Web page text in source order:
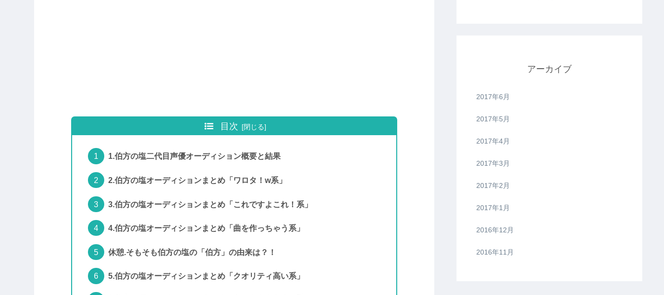
目次
1.伯方の塩二代目声優オーディション概要と結果
2.伯方の塩オーディションまとめ「ワロタ！w系」
3.伯方の塩オーディションまとめ「これですよこれ！系」
4.伯方の塩オーディションまとめ「曲を作っちゃう系」
休憩.そもそも伯方の塩の「伯方」の由来は？！
5.伯方の塩オーディションまとめ「クオリティ高い系」
アーカイブ
2017年6月
2017年5月
2017年4月
2017年3月
2017年2月
2017年1月
2016年12月
2016年11月